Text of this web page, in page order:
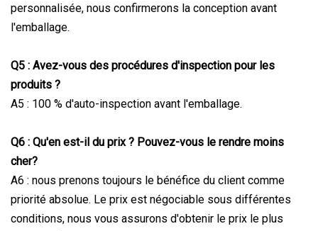
personnalisée, nous confirmerons la conception avant
l'emballage.
Q5 : Avez-vous des procédures d'inspection pour les
produits ?
A5 : 100 % d'auto-inspection avant l'emballage.
Q6 : Qu'en est-il du prix ? Pouvez-vous le rendre moins
cher?
A6 : nous prenons toujours le bénéfice du client comme
priorité absolue. Le prix est négociable sous différentes
conditions, nous vous assurons d'obtenir le prix le plus